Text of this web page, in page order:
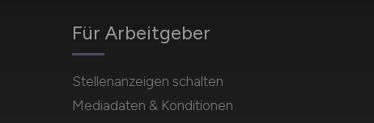
Für Arbeitgeber
Stellenanzeigen schalten
Mediadaten & Konditionen